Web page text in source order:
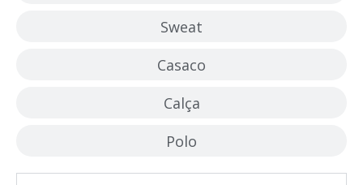
Sweat
Casaco
Calça
Polo